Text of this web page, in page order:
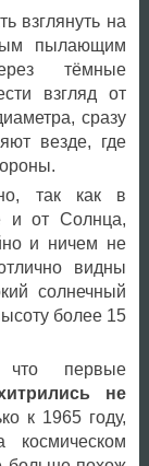
взглянуть на
пылающим
тёмные
взгляд от
сразу
везде, где
так как в
и от Солнца,
и ничем не
видны
солнечный
более 15
что первые
не
к 1965 году,